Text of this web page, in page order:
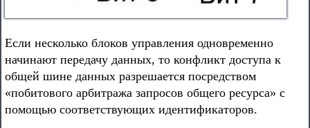
Если несколько блоков управления одновременно
начинают передачу данных, то конфликт доступа к
общей шине данных разрешается посредством
«побитового арбитража запросов общего ресурса» с
помощью соответствующих идентификаторов.